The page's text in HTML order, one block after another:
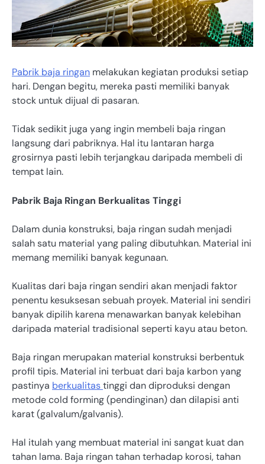
Pabrik baja ringan melakukan kegiatan produksi setiap
hari. Dengan begitu, mereka pasti memiliki banyak
stock untuk dijual di pasaran.
Tidak sedikit juga yang ingin membeli baja ringan
langsung dari pabriknya. Hal itu lantaran harga
grosirnya pasti lebih terjangkau daripada membeli di
tempat lain.
Pabrik Baja Ringan Berkualitas Tinggi
Dalam dunia konstruksi, baja ringan sudah menjadi
salah satu material yang paling dibutuhkan. Material ini
memang memiliki banyak kegunaan.
Kualitas dari baja ringan sendiri akan menjadi faktor
penentu kesuksesan sebuah proyek. Material ini sendiri
banyak dipilih karena menawarkan banyak kelebihan
daripada material tradisional seperti kayu atau beton.
Baja ringan merupakan material konstruksi berbentuk
profil tipis. Material ini terbuat dari baja karbon yang
pastinya berkualitastinggi dan diproduksi dengan
metode cold forming (pendinginan) dan dilapisi anti
karat (galvalum/galvanis).
Hal itulah yang membuat material ini sangat kuat dan
tahan lama. Baja ringan tahan terhadap korosi, tahan